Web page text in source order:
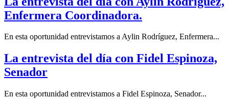
Enfermera Coordinadora.
En esta oportunidad entrevistamos a Aylin Rodríguez, Enfermera...
La entrevista del día con Fidel Espinoza,
Senador
En esta oportunidad entrevistamos a Fidel Espinoza, Senador...